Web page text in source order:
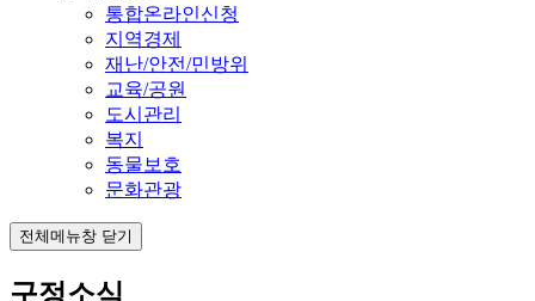
통합온라인신청
지역경제
재난/안전/민방위
교육/공원
도시관리
복지
동물보호
문화관광
전체메뉴창 닫기
구정소식